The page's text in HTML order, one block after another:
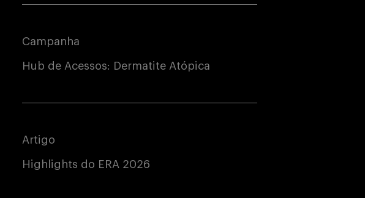
Campanha
Hub de Acessos: Dermatite Atópica
Artigo
Highlights do ERA 2026